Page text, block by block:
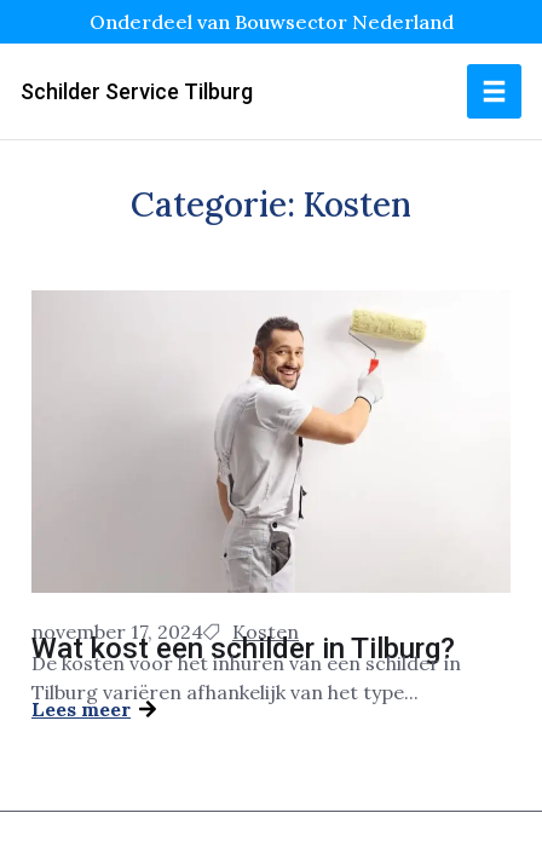
Onderdeel van Bouwsector Nederland
Schilder Service Tilburg
Categorie: Kosten
november 17, 2024 Kosten
Wat kost een schilder in Tilburg?
De kosten voor het inhuren van een schilder in
Tilburg variëren afhankelijk van het type...
Lees meer